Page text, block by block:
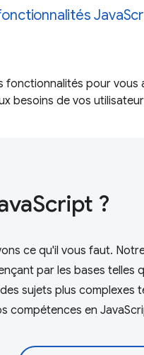
fonctionnalités pour vous
besoins de vos
?
ce qu'il vous faut.
par les bases telles
sujets plus
compétences en